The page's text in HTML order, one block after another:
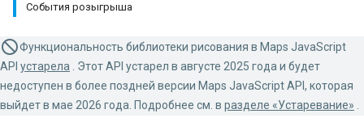
События розыгрыша
Функциональность библиотеки рисования в Maps JavaScript
API устарела . Этот API устарел в августе 2025 года и будет
недоступен в более поздней версии Maps JavaScript API, которая
выйдет в мае 2026 года. Подробнее см. в разделе «Устаревание»